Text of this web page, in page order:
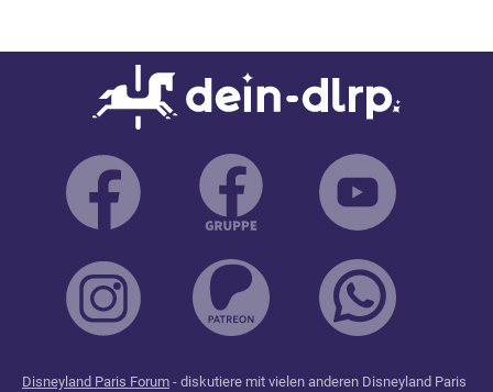
Disneyland Paris Forum - diskutiere mit vielen anderen Disneyland Paris